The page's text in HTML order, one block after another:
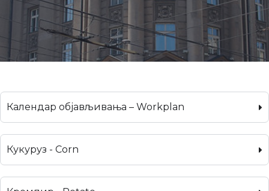
Календар објављивања – Workplan
Кукуруз - Corn